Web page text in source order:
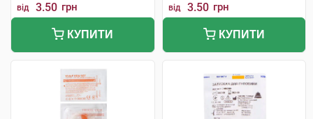
від 3.50 грн
КУПИТИ
від 3.50 грн
КУПИТИ